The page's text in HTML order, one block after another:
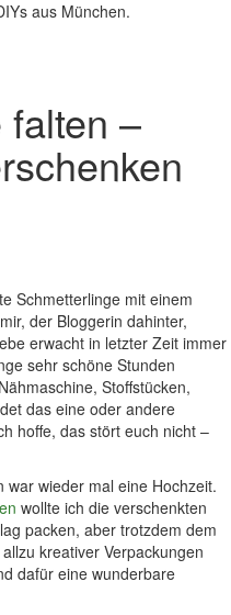
aus München.
–
Schmetterlinge mit einem
der Bloggerin dahinter,
erwacht in letzter Zeit immer
sehr schöne Stunden
Stoffstücken,
das eine oder andere
hoffe, das stört euch nicht –
war wieder mal eine Hochzeit.
wollte ich die verschenkten
packen, aber trotzdem dem
kreativer Verpackungen
dafür eine wunderbare